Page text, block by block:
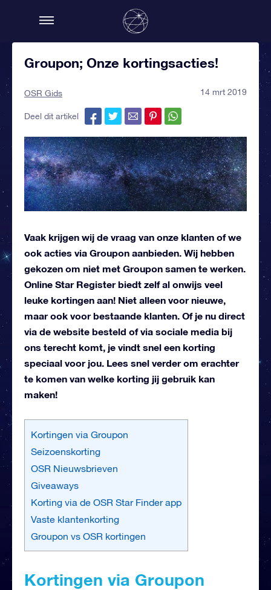
Groupon; Onze kortingsacties!
OSR Gids 14 mrt 2019
Deel dit artikel
Vaak krijgen wij de vraag van onze klanten of we
ook acties via Groupon aanbieden. Wij hebben
gekozen om niet met Groupon samen te werken.
Online Star Register biedt zelf al onwijs veel
leuke kortingen aan! Niet alleen voor nieuwe,
maar ook voor bestaande klanten. Of je nu direct
via de website besteld of via sociale media bij
ons terecht komt, je vindt snel een korting
speciaal voor jou. Lees snel verder om erachter
te komen van welke korting jij gebruik kan
maken!
Kortingen via Groupon
Seizoenskorting
OSR Nieuwsbrieven
Giveaways
Korting via de OSR Star Finder app
Vaste klantenkorting
Groupon vs OSR kortingen
Kortingen via Groupon